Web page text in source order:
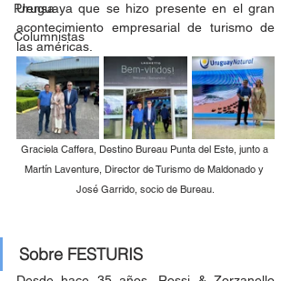
Prensa
Columnistas
Uruguaya que se hizo presente en el gran
acontecimiento empresarial de turismo de
las américas.
Graciela Caffera, Destino Bureau Punta del Este, junto a
Martín Laventure, Director de Turismo de Maldonado y
José Garrido, socio de Bureau.
Sobre FESTURIS